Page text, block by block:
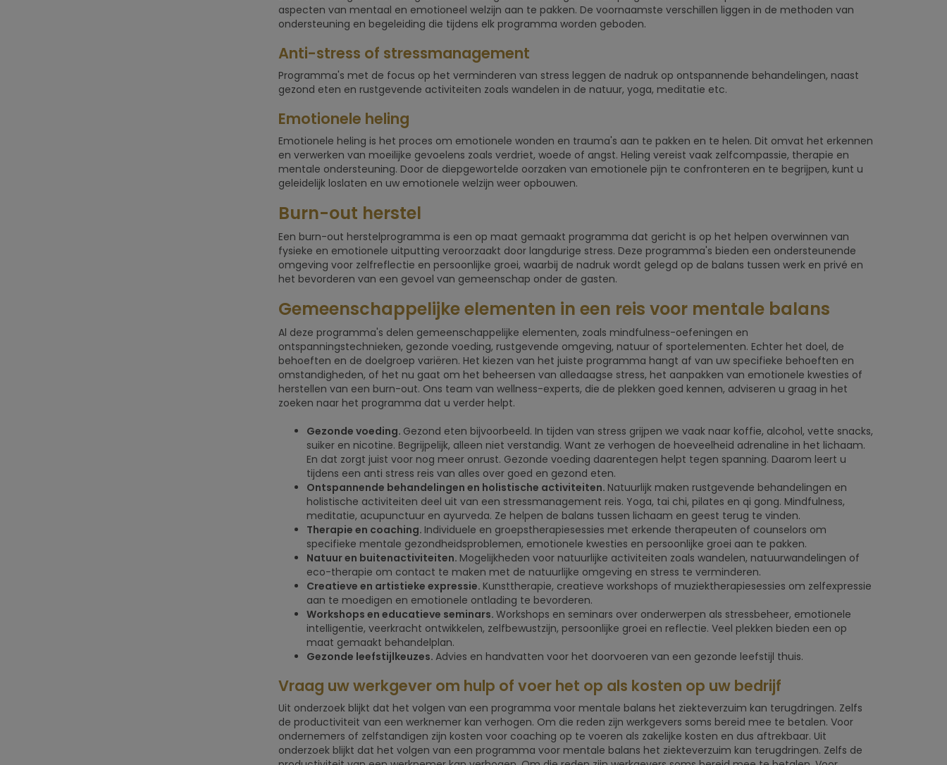
aspecten van mentaal en emotioneel welzijn aan te pakken. De voornaamste verschillen liggen in de methoden van
ondersteuning en begeleiding die tijdens elk programma worden geboden.
Anti-stress of stressmanagement
Programma's met de focus op het verminderen van stress leggen de nadruk op ontspannende behandelingen, naast
gezond eten en rustgevende activiteiten zoals wandelen in de natuur, yoga, meditatie etc.
Emotionele heling
Emotionele heling is het proces om emotionele wonden en trauma's aan te pakken en te helen. Dit omvat het erkennen
en verwerken van moeilijke gevoelens zoals verdriet, woede of angst. Heling vereist vaak zelfcompassie, therapie en
mentale ondersteuning. Door de diepgewortelde oorzaken van emotionele pijn te confronteren en te begrijpen, kunt u
geleidelijk loslaten en uw emotionele welzijn weer opbouwen.
Burn-out herstel
Een burn-out herstelprogramma is een op maat gemaakt programma dat gericht is op het helpen overwinnen van
fysieke en emotionele uitputting veroorzaakt door langdurige stress. Deze programma's bieden een ondersteunende
omgeving voor zelfreflectie en persoonlijke groei, waarbij de nadruk wordt gelegd op de balans tussen werk en privé en
het bevorderen van een gevoel van gemeenschap onder de gasten.
Gemeenschappelijke elementen in een reis voor mentale balans
Al deze programma's delen gemeenschappelijke elementen, zoals mindfulness-oefeningen en
ontspanningstechnieken, gezonde voeding, rustgevende omgeving, natuur of sportelementen. Echter het doel, de
behoeften en de doelgroep variëren. Het kiezen van het juiste programma hangt af van uw specifieke behoeften en
omstandigheden, of het nu gaat om het beheersen van alledaagse stress, het aanpakken van emotionele kwesties of
herstellen van een burn-out. Ons team van wellness-experts, die de plekken goed kennen, adviseren u graag in het
zoeken naar het programma dat u verder helpt.
Gezonde voeding. Gezond eten bijvoorbeeld. In tijden van stress grijpen we vaak naar koffie, alcohol, vette snacks,
suiker en nicotine. Begrijpelijk, alleen niet verstandig. Want ze verhogen de hoeveelheid adrenaline in het lichaam.
En dat zorgt juist voor nog meer onrust. Gezonde voeding daarentegen helpt tegen spanning. Daarom leert u
tijdens een anti stress reis van alles over goed en gezond eten.
Ontspannende behandelingen en holistische activiteiten. Natuurlijk maken rustgevende behandelingen en
holistische activiteiten deel uit van een stressmanagement reis. Yoga, tai chi, pilates en qi gong. Mindfulness,
meditatie, acupunctuur en ayurveda. Ze helpen de balans tussen lichaam en geest terug te vinden.
Therapie en coaching. Individuele en groepstherapiesessies met erkende therapeuten of counselors om
specifieke mentale gezondheidsproblemen, emotionele kwesties en persoonlijke groei aan te pakken.
Natuur en buitenactiviteiten. Mogelijkheden voor natuurlijke activiteiten zoals wandelen, natuurwandelingen of
eco-therapie om contact te maken met de natuurlijke omgeving en stress te verminderen.
Creatieve en artistieke expressie. Kunsttherapie, creatieve workshops of muziektherapiesessies om zelfexpressie
aan te moedigen en emotionele ontlading te bevorderen.
Workshops en educatieve seminars. Workshops en seminars over onderwerpen als stressbeheer, emotionele
intelligentie, veerkracht ontwikkelen, zelfbewustzijn, persoonlijke groei en reflectie. Veel plekken bieden een op
maat gemaakt behandelplan.
Gezonde leefstijlkeuzes. Advies en handvatten voor het doorvoeren van een gezonde leefstijl thuis.
Vraag uw werkgever om hulp of voer het op als kosten op uw bedrijf
Uit onderzoek blijkt dat het volgen van een programma voor mentale balans het ziekteverzuim kan terugdringen. Zelfs
de productiviteit van een werknemer kan verhogen. Om die reden zijn werkgevers soms bereid mee te betalen. Voor
ondernemers of zelfstandigen zijn kosten voor coaching op te voeren als zakelijke kosten en dus aftrekbaar. Uit
onderzoek blijkt dat het volgen van een programma voor mentale balans het ziekteverzuim kan terugdringen. Zelfs de